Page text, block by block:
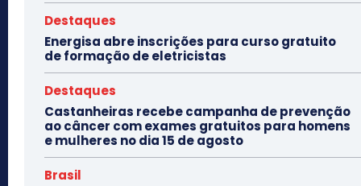
Destaques
Energisa abre inscrições para curso gratuito
de formação de eletricistas
Destaques
Castanheiras recebe campanha de prevenção
ao câncer com exames gratuitos para homens
e mulheres no dia 15 de agosto
Brasil